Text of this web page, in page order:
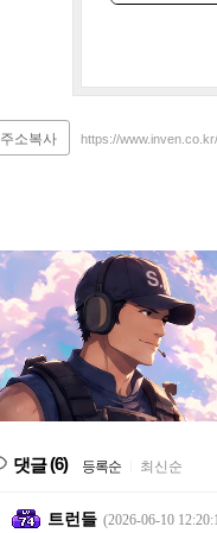
주소복사 https://
댓글(6) 등록순 최신순
트런들 (2026-06-10